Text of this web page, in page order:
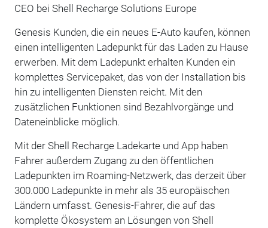
CEO bei Shell Recharge Solutions Europe
Genesis Kunden, die ein neues E-Auto kaufen, können
einen intelligenten Ladepunkt für das Laden zu Hause
erwerben. Mit dem Ladepunkt erhalten Kunden ein
komplettes Servicepaket, das von der Installation bis
hin zu intelligenten Diensten reicht. Mit den
zusätzlichen Funktionen sind Bezahlvorgänge und
Dateneinblicke möglich.
Mit der Shell Recharge Ladekarte und App haben
Fahrer außerdem Zugang zu den öffentlichen
Ladepunkten im Roaming-Netzwerk, das derzeit über
300.000 Ladepunkte in mehr als 35 europäischen
Ländern umfasst. Genesis-Fahrer, die auf das
komplette Ökosystem an Lösungen von Shell